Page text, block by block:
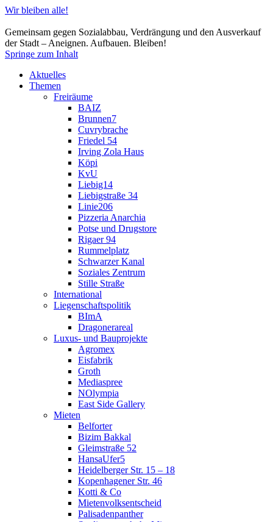
Wir bleiben alle!
Gemeinsam gegen Sozialabbau, Verdrängung und den Ausverkauf
der Stadt – Aneignen. Aufbauen. Bleiben!
Springe zum Inhalt
Aktuelles
Themen
Freiräume
BAIZ
Brunnen7
Cuvrybrache
Friedel 54
Irving Zola Haus
Köpi
KvU
Liebig14
Liebigstraße 34
Linie206
Pizzeria Anarchia
Potse und Drugstore
Rigaer 94
Rummelplatz
Schwarzer Kanal
Soziales Zentrum
Stille Straße
International
Liegenschaftspolitik
BImA
Dragonerareal
Luxus- und Bauprojekte
Agromex
Eisfabrik
Groth
Mediaspree
NOlympia
East Side Gallery
Mieten
Belforter
Bizim Bakkal
Gleimstraße 52
HansaUfer5
Heidelberger Str. 15 – 18
Kopenhagener Str. 46
Kotti & Co
Mietenvolksentscheid
Palisadenpanther